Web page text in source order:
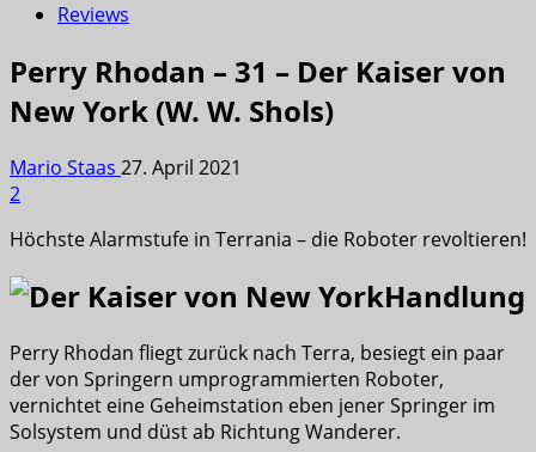
Reviews
Perry Rhodan – 31 – Der Kaiser von
New York (W. W. Shols)
Mario Staas 27. April 2021
2
Höchste Alarmstufe in Terrania – die Roboter revoltieren!
Handlung
Perry Rhodan fliegt zurück nach Terra, besiegt ein paar
der von Springern umprogrammierten Roboter,
vernichtet eine Geheimstation eben jener Springer im
Solsystem und düst ab Richtung Wanderer.